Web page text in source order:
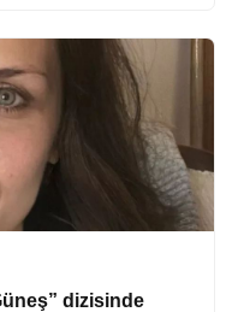
dizisinde